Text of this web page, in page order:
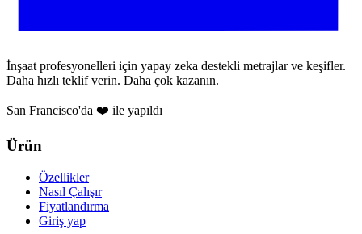
İnşaat profesyonelleri için yapay zeka destekli metrajlar ve keşifler.
Daha hızlı teklif verin. Daha çok kazanın.
San Francisco'da ❤️ ile yapıldı
Ürün
Özellikler
Nasıl Çalışır
Fiyatlandırma
Giriş yap